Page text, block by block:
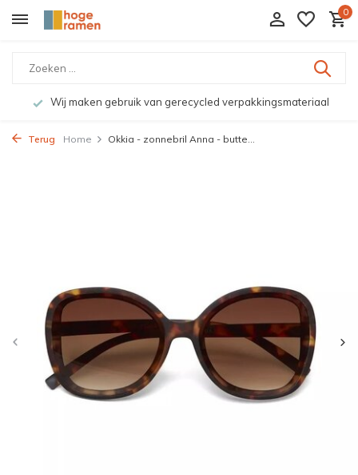
0
Wij maken gebruik van gerecycled verpakkingsmateriaal
Terug Home Okkia - zonnebril Anna - butte...